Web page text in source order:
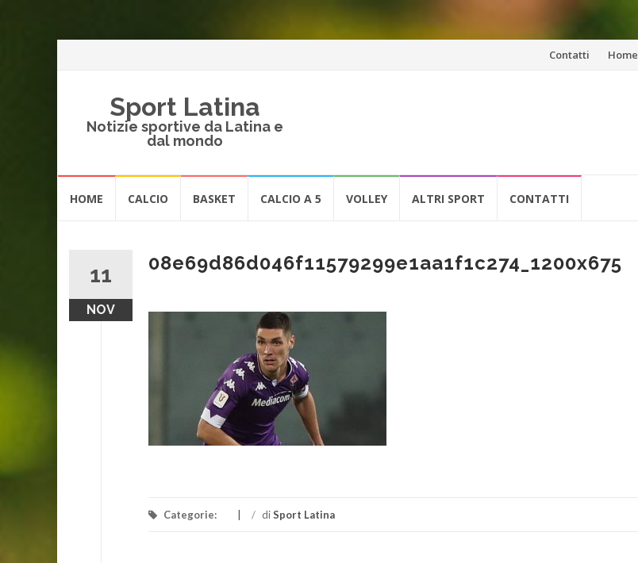
VaiContatti Home
Sport Latina
Notizie sportive da Latina e
dal mondo
HOME CALCIO BASKET CALCIO A 5 VOLLEY ALTRI SPORT CONTATTI
11
NOV
08e69d86d046f11579299e1aa1f1c274_1200x675
Categorie: / diSport Latina